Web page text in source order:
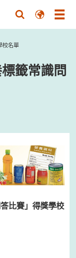
校名單
籤常識問
比賽」得獎學校